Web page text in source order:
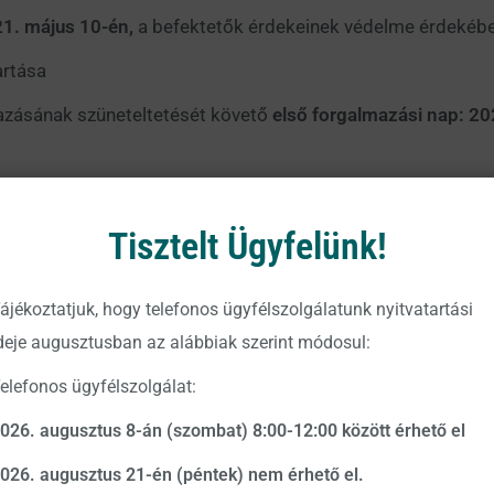
május 10-én, a befektetők érdekeinek védelme
szüneteltetését követő első forgalmazási nap:
május 12-14 közötta befektetők érdekeinek védelme
szüneteltetését követőelső forgalmazási nap:
Társaságunk tájékoztatja a Magyar Nemzeti
Tisztelt Ügyfelünk!
hogy telefonos ügyfélszolgálatunk nyitvatartási
augusztusban az alábbiak szerint módosul:
ügyfélszolgálat:
augusztus 8-án (szombat) 8:00-12:00 között érhető el
augusztus 21-én (péntek) nem érhető el.